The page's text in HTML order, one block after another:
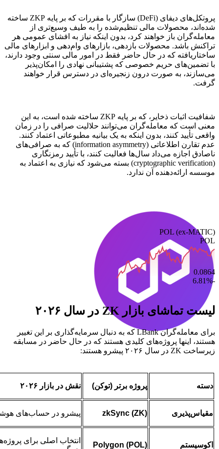
پروتکل‌های دیفای (DeFi) سازگار با مقررات که بر پایه ZKP ساخته
شده‌اند، محصولات مالی تنظیم‌شده را به طیف وسیع‌تری از
معامله‌گران باز خواهند کرد، بدون اینکه نیاز به افشای عمومی هر
تراکنش باشد. محصولات بازدهی، بازارهای وام‌دهی و ابزارهای مالی
ساختاریافته که در حال حاضر فقط در امور مالی سنتی وجود دارند،
با تضمین‌های حریم خصوصی که پشتیبانی نهادی را امکان‌پذیر
می‌سازند، به صورت درون زنجیره‌ای در دسترس قرار خواهند
گرفت.
شفافیت اثبات ذخایر، که بر پایه ZKP ساخته شده است، به این
معنی است که معامله‌گران می‌توانند حلالیت صرافی را در زمان
واقعی تأیید کنند، بدون اینکه به یک بیانیه مطبوعاتی اعتماد کنند.
عدم تقارن اطلاعاتی (information asymmetry) که به صرافی‌های
ناصادق اجازه می‌داد سال‌ها فعالیت کنند، با تأیید رمزنگاری
(cryptographic verification) بسته می‌شود که نیازی به اعتماد به
موسسه ارائه‌دهنده آن ندارد.
POL (ex-MATIC)
POL
0.0864
-6.81%
لیست تماشای بازار ZK در سال ۲۰۲۶
برای معامله‌گران LBank که به دنبال سرمایه‌گذاری بر این تغییر
هستند، اینها پروژه‌های کلیدی هستند که در حال حاضر در مسابقه
زیرساخت ZK در سال ۲۰۲۶ پیشرو هستند:
دسته پروژه برتر (توکن) نقش در بازار ۲۰۲۶
مقیاس‌پذیری zkSync (ZK) پیشرو در حساب‌های
اکوسیستم Polygon (POL)
انتخاب اصلی برای